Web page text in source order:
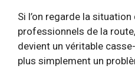
Si l’on regarde la
professionnels de la
devient un véritable
plus simplement un